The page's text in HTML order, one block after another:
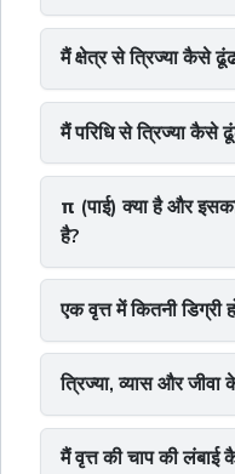
मैं क्षेत्र से त्रिज्या कैसे
मैं परिधि से त्रिज्या कैसे
π (पाई) क्या है और
है?
एक वृत्त में कितनी डिग्री
त्रिज्या, व्यास और
मैं वृत्त की चाप की लंबाई